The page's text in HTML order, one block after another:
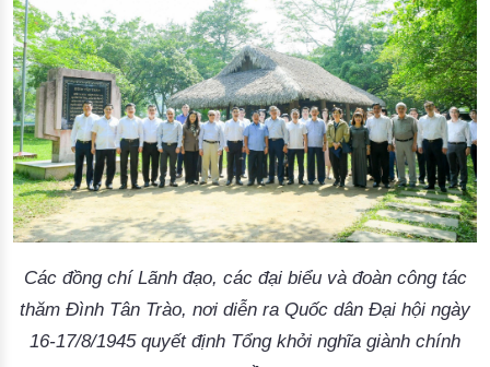
Các đồng chí Lãnh đạo, các đại biểu và đoàn công tác
thăm Đình Tân Trào, nơi diễn ra Quốc dân Đại hội ngày
16-17/8/1945 quyết định Tổng khởi nghĩa giành chính